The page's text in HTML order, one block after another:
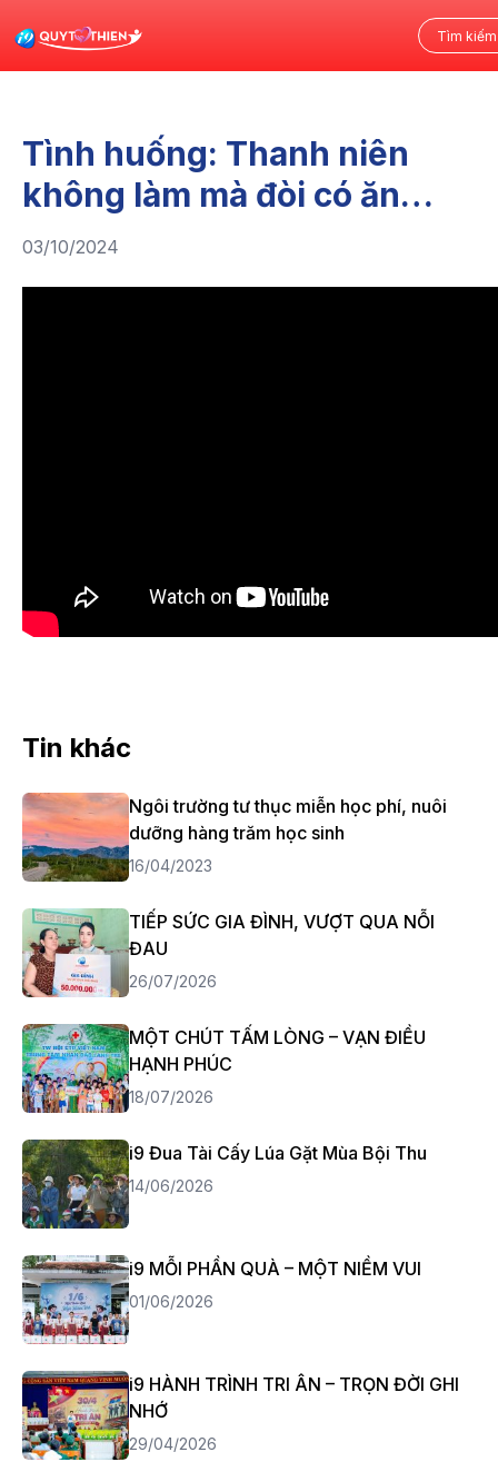
Tình huống: Thanh niên
không làm mà đòi có ăn…
03/10/2024
Tin khác
Ngôi trường tư thục miễn học phí, nuôi
dưỡng hàng trăm học sinh
16/04/2023
TIẾP SỨC GIA ĐÌNH, VƯỢT QUA NỖI
ĐAU
26/07/2026
MỘT CHÚT TẤM LÒNG – VẠN ĐIỀU
HẠNH PHÚC
18/07/2026
i9 Đua Tài Cấy Lúa Gặt Mùa Bội Thu
14/06/2026
i9 MỖI PHẦN QUÀ – MỘT NIỀM VUI
01/06/2026
i9 HÀNH TRÌNH TRI ÂN – TRỌN ĐỜI GHI
NHỚ
29/04/2026